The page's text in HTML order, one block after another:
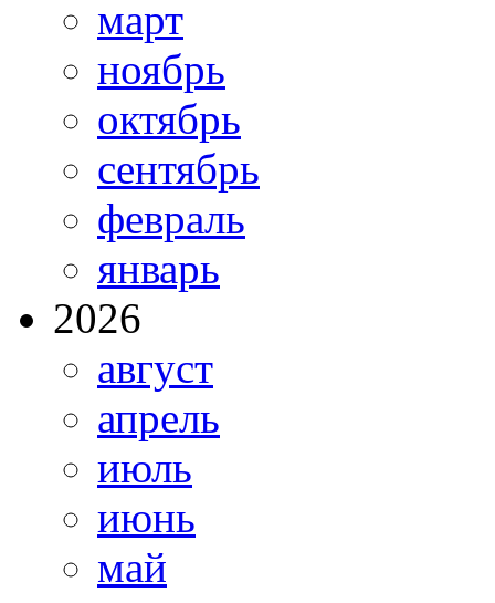
март
ноябрь
октябрь
сентябрь
февраль
январь
2026
август
апрель
июль
июнь
май